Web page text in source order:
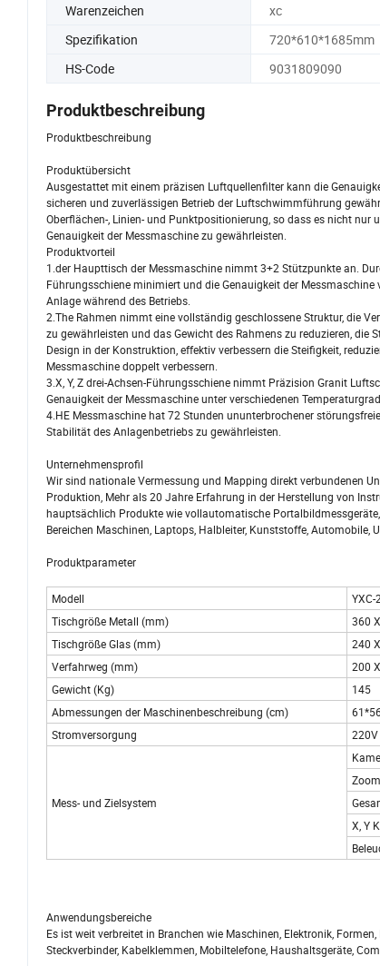
Warenzeichen
xc
Spezifikation
720*610*1685mm
HS-Code
9031809090
Produktbeschreibung
Produktbeschreibung
Produktübersicht
Ausgestattet mit einem präzisen Luftquellenfilter kann die
sicheren und zuverlässigen Betrieb der Luftschwimmführung
Oberflächen-, Linien- und Punktpositionierung, so dass es nicht
Genauigkeit der Messmaschine zu gewährleisten.
Produktvorteil
1.der Haupttisch der Messmaschine nimmt 3+2 Stützpunkte an.
Führungsschiene minimiert und die Genauigkeit der
Anlage während des Betriebs.
2.The Rahmen nimmt eine vollständig geschlossene Struktur, die
zu gewährleisten und das Gewicht des Rahmens zu reduzieren,
Design in der Konstruktion, effektiv verbessern die Steifigkeit,
Messmaschine doppelt verbessern.
3.X, Y, Z drei-Achsen-Führungsschiene nimmt Präzision Granit
Genauigkeit der Messmaschine unter verschiedenen
4.HE Messmaschine hat 72 Stunden ununterbrochener
Stabilität des Anlagenbetriebs zu gewährleisten.
Unternehmensprofil
Wir sind nationale Vermessung und Mapping direkt verbundenen
Produktion, Mehr als 20 Jahre Erfahrung in der Herstellung von
hauptsächlich Produkte wie vollautomatische
Bereichen Maschinen, Laptops, Halbleiter, Kunststoffe, Automobile,
Produktparameter
Modell YXC-
Tischgröße Metall (mm)
360
Tischgröße Glas (mm)
240
Verfahrweg (mm)
200
Gewicht (Kg)
145
Abmessungen der Maschinenbeschreibung (cm)
Stromversorgung
220V
Mess- und Zielsystem
X, Y
Anwendungsbereiche
Es ist weit verbreitet in Branchen wie Maschinen, Elektronik,
Steckverbinder, Kabelklemmen, Mobiltelefone, Haushaltsgeräte,